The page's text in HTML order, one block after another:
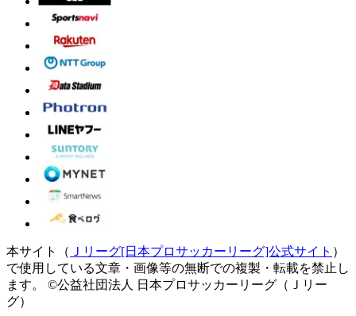
本サイト（ Ｊリーグ[日本プロサッカーリーグ]公式サイト ）
で使用している文章・画像等の無断での複製・転載を禁止し
ます。
©公益社団法人 日本プロサッカーリーグ（Ｊリー
グ）